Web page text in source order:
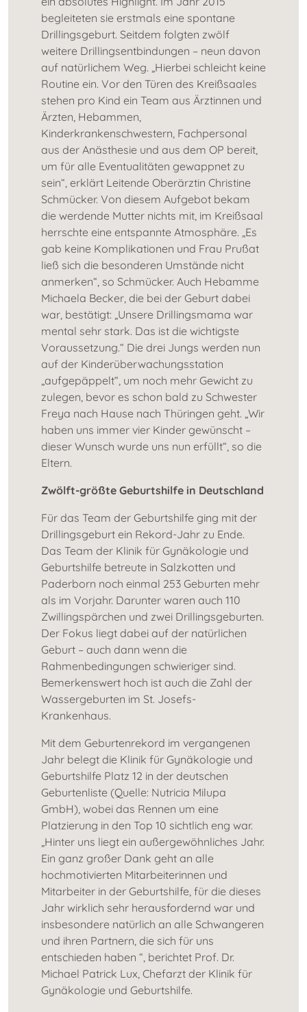
begleiteten sie erstmals eine spontane
Drillingsgeburt. Seitdem folgten zwölf
weitere Drillingsentbindungen – neun davon
auf natürlichem Weg. „Hierbei schleicht keine
Routine ein. Vor den Türen des Kreißsaales
stehen pro Kind ein Team aus Ärztinnen und
Ärzten, Hebammen,
Kinderkrankenschwestern, Fachpersonal
aus der Anästhesie und aus dem OP bereit,
um für alle Eventualitäten gewappnet zu
sein“, erklärt Leitende Oberärztin Christine
Schmücker. Von diesem Aufgebot bekam
die werdende Mutter nichts mit, im Kreißsaal
herrschte eine entspannte Atmosphäre. „Es
gab keine Komplikationen und Frau Prußat
ließ sich die besonderen Umstände nicht
anmerken“, so Schmücker. Auch Hebamme
Michaela Becker, die bei der Geburt dabei
war, bestätigt: „Unsere Drillingsmama war
mental sehr stark. Das ist die wichtigste
Voraussetzung.“ Die drei Jungs werden nun
auf der Kinderüberwachungsstation
„aufgepäppelt“, um noch mehr Gewicht zu
zulegen, bevor es schon bald zu Schwester
Freya nach Hause nach Thüringen geht. „Wir
haben uns immer vier Kinder gewünscht –
dieser Wunsch wurde uns nun erfüllt“, so die
Eltern.
Zwölft-größte Geburtshilfe in Deutschland
Für das Team der Geburtshilfe ging mit der
Drillingsgeburt ein Rekord-Jahr zu Ende.
Das Team der Klinik für Gynäkologie und
Geburtshilfe betreute in Salzkotten und
Paderborn noch einmal 253 Geburten mehr
als im Vorjahr. Darunter waren auch 110
Zwillingspärchen und zwei Drillingsgeburten.
Der Fokus liegt dabei auf der natürlichen
Geburt – auch dann wenn die
Rahmenbedingungen schwieriger sind.
Bemerkenswert hoch ist auch die Zahl der
Wassergeburten im St. Josefs-
Krankenhaus.
Mit dem Geburtenrekord im vergangenen
Jahr belegt die Klinik für Gynäkologie und
Geburtshilfe Platz 12 in der deutschen
Geburtenliste (Quelle: Nutricia Milupa
GmbH), wobei das Rennen um eine
Platzierung in den Top 10 sichtlich eng war.
„Hinter uns liegt ein außergewöhnliches Jahr.
Ein ganz großer Dank geht an alle
hochmotivierten Mitarbeiterinnen und
Mitarbeiter in der Geburtshilfe, für die dieses
Jahr wirklich sehr herausfordernd war und
insbesondere natürlich an alle Schwangeren
und ihren Partnern, die sich für uns
entschieden haben “, berichtet Prof. Dr.
Michael Patrick Lux, Chefarzt der Klinik für
Gynäkologie und Geburtshilfe.